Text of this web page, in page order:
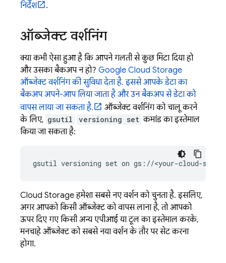
निर्देश
.
ऑब्जेक्ट वर्शनिंग
क्या कभी ऐसा हुआ है कि आपने गलती से कुछ मिटा दिया हो
और उसका बैकअप न हो? Google Cloud Storage
ऑब्जेक्ट वर्शनिंग की सुविधा देता है. इससे आपके डेटा का
बैकअप अपने-आप लिया जाता है और उन बैकअप से डेटा को
वापस लाया जा सकता है.
ऑब्जेक्ट वर्शनिंग को चालू करने
के लिए, gsutil versioning set कमांड का इस्तेमाल
किया जा सकता है:
gsutil versioning set on gs://<your-cloud-
Cloud Storageहमेशा सबसे नए वर्शन को चुनता है. इसलिए,
अगर आपको किसी ऑब्जेक्ट को वापस लाना है, तो आपको
ऊपर दिए गए किसी अन्य एपीआई या टूल का इस्तेमाल करके,
मनचाहे ऑब्जेक्ट को सबसे नया वर्शन के तौर पर सेट करना
होगा.